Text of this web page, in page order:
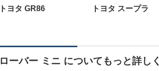
トヨタ GR86 トヨタ スープラ
ローバー ミニ についてもっと詳しく